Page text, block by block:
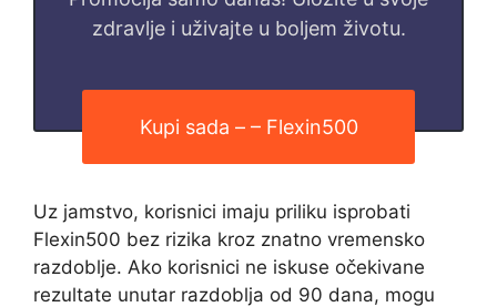
zdravlje i uživajte u boljem životu.
Kupi sada – – Flexin500
Uz jamstvo, korisnici imaju priliku isprobati
Flexin500 bez rizika kroz znatno vremensko
razdoblje. Ako korisnici ne iskuse očekivane
rezultate unutar razdoblja od 90 dana, mogu